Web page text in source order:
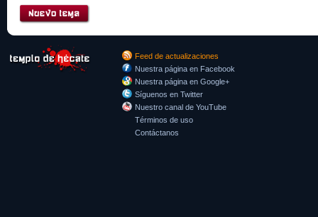
Feed de actualizaciones
Nuestra página en Facebook
Nuestra página en Google+
Síguenos en Twitter
Nuestro canal de YouTube
Términos de uso
Contáctanos